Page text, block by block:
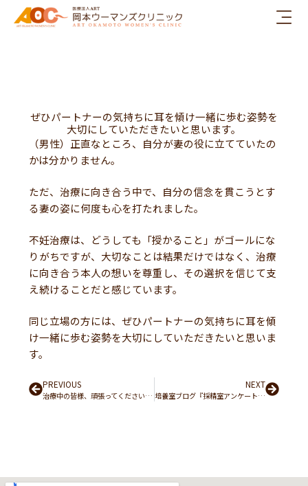
ぜひパートナーの気持ちに耳を傾け一緒に歩む姿勢を
大切にしていただきたいと思います。
（男性）正直なところ、自分が妻の役に立てていたの
かは分かりません。
ただ、治療に向き合う中で、自分の信念を貫こうとす
る妻の姿に何度も心を打たれました。
不妊治療は、どうしても「授かること」がゴールにな
りがちですが、大切なことは結果だけではなく、治療
に向き合う本人の想いを尊重し、その選択を信じて支
え続けることだと感じています。
同じ立場の方には、ぜひパートナーの気持ちに耳を傾
け一緒に歩む姿勢を大切にしていただきたいと思いま
す。
PrevPREVIOUS
治療中の皆様、頑張ってください。心よりエールを送ります！！
NEXT
培養室ブログ『採精室アンケートの結果報告』Next